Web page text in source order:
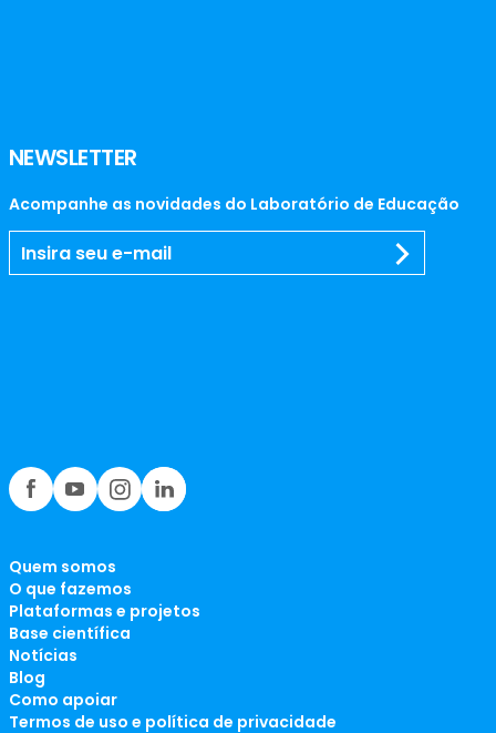
NEWSLETTER
Acompanhe as novidades do Laboratório de Educação
Quem somos
O que fazemos
Plataformas e projetos
Base científica
Notícias
Blog
Como apoiar
Termos de uso e política de privacidade